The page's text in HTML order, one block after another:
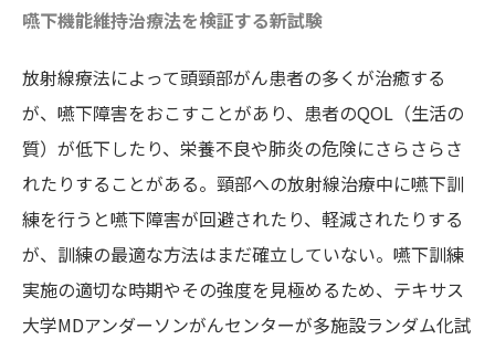
嚥下機能維持治療法を検証する新試験
放射線療法によって頭頸部がん患者の多くが治癒する
が、嚥下障害をおこすことがあり、患者のQOL（生活の
質）が低下したり、栄養不良や肺炎の危険にさらさらさ
れたりすることがある。頸部への放射線治療中に嚥下訓
練を行うと嚥下障害が回避されたり、軽減されたりする
が、訓練の最適な方法はまだ確立していない。嚥下訓練
実施の適切な時期やその強度を見極めるため、テキサス
大学MDアンダーソンがんセンターが多施設ランダム化試